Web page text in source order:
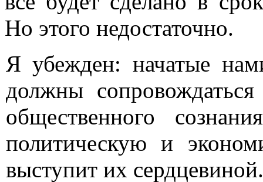
Но этого недостаточно.
Я убежден: начатые
должны
общественного
политическую и
выступит их сердцевиной.